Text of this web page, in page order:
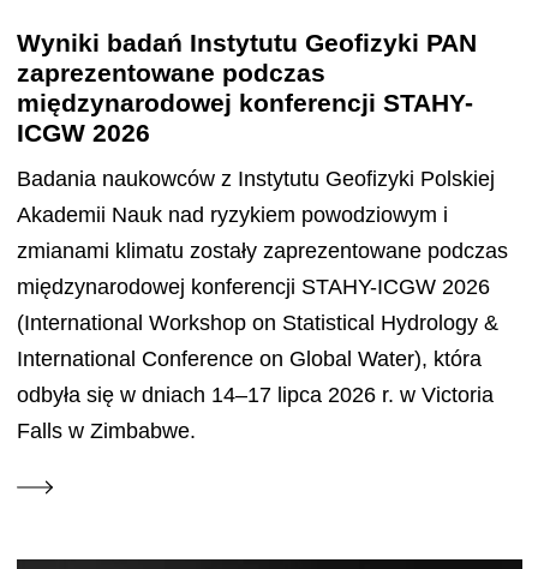
Wyniki badań Instytutu Geofizyki PAN
zaprezentowane podczas
międzynarodowej konferencji STAHY-
ICGW 2026
Badania naukowców z Instytutu Geofizyki Polskiej
Akademii Nauk nad ryzykiem powodziowym i
zmianami klimatu zostały zaprezentowane podczas
międzynarodowej konferencji STAHY-ICGW 2026
(International Workshop on Statistical Hydrology &
International Conference on Global Water), która
odbyła się w dniach 14–17 lipca 2026 r. w Victoria
Falls w Zimbabwe.